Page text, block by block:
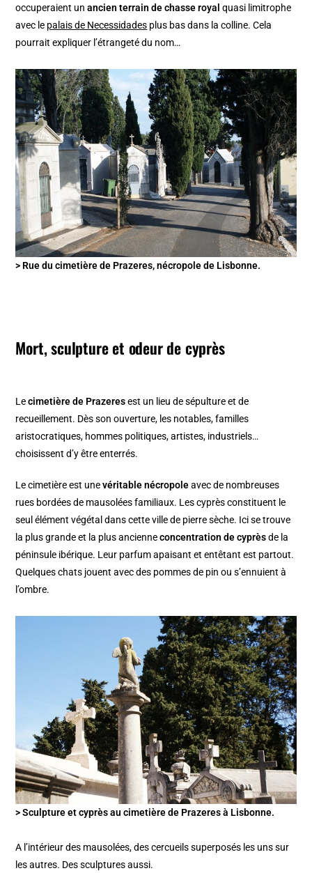
occuperaient unancien terrain de chasse royal quasi limitrophe
avec le palais de Necessidades plus bas dans la colline. Cela
pourrait expliquer l’étrangeté du nom…
> Rue du cimetière de Prazeres, nécropole de Lisbonne.
Mort, sculpture et odeur de cyprès
Lecimetière de Prazeresest un lieu de sépulture et de
recueillement. Dès son ouverture, les notables, familles
aristocratiques, hommes politiques, artistes, industriels…
choisissent d’y être enterrés.
Le cimetière est unevéritable nécropoleavec de nombreuses
rues bordées de mausolées familiaux. Les cyprès constituent le
seul élément végétal dans cette ville de pierre sèche. Ici se trouve
la plus grande et la plus ancienneconcentration de cyprèsde la
péninsule ibérique. Leur parfum apaisant et entêtant est partout.
Quelques chats jouent avec des pommes de pin ou s’ennuient à
l’ombre.
> Sculpture et cyprès au cimetière de Prazeres à Lisbonne.
A l’intérieur des mausolées, des cercueils superposés les uns sur
les autres. Des sculptures aussi.